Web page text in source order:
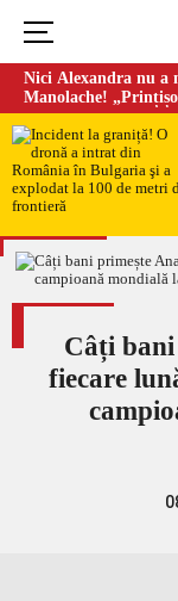
Nici Alexandra nu a
Manolache!
doi ani de căsnicie
Câți
fiecare